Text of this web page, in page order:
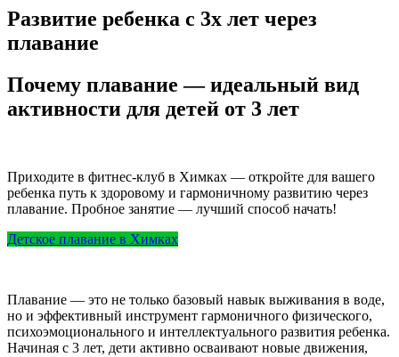
Развитие ребенка с 3х лет через
плавание
Почему плавание — идеальный вид
активности для детей от 3 лет
Приходите в фитнес-клуб в Химках — откройте для вашего
ребенка путь к здоровому и гармоничному развитию через
плавание. Пробное занятие — лучший способ начать!
Детское плавание в Химках
Плавание — это не только базовый навык выживания в воде,
но и эффективный инструмент гармоничного физического,
психоэмоционального и интеллектуального развития ребенка.
Начиная с 3 лет, дети активно осваивают новые движения,